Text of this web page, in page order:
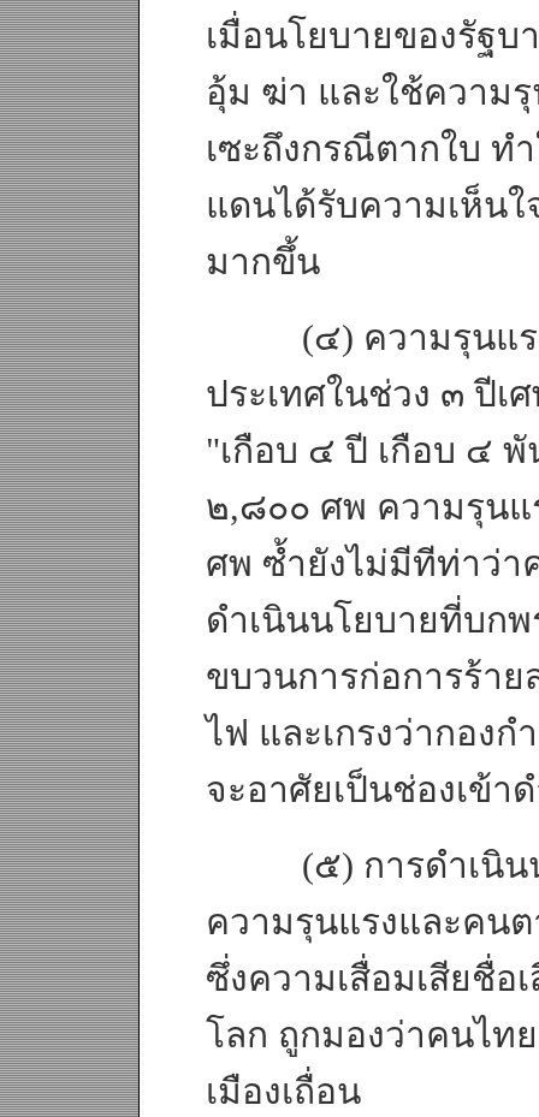
เมื่อนโยบายของรัฐบ
อุ้ม ฆ่า และใช้ความ
เซะถึงกรณีตากใบ ท
แดนได้รับความเห็น
มากขึ้น
(๔) ความรุนแรง
ประเทศในช่วง ๓ ปีเ
"เกือบ ๔ ปี เกือบ ๔
๒,๘๐๐ ศพ ความรุนแ
ศพ ซ้ำยังไม่มีทีท่าว่า
ดำเนินนโยบายที่บก
ขบวนการก่อการร้าย
ไฟ และเกรงว่ากอง
จะอาศัยเป็นช่องเข้า
(๕) การดำเนินน
ความรุนแรงและคน
ซึ่งความเสื่อมเสียชื่อ
โลก ถูกมองว่าคนไท
เมืองเถื่อน